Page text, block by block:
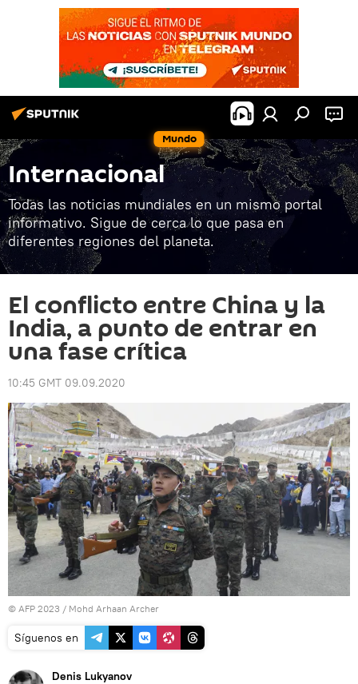
Mundo
Internacional
Todas las noticias mundiales en un mismo portal
informativo. Sigue de cerca lo que pasa en
diferentes regiones del planeta.
El conflicto entre China y la
India, a punto de entrar en
una fase crítica
10:45 GMT 09.09.2020
© AFP 2023 / Mohd Arhaan Archer
Síguenos en
Denis Lukyanov